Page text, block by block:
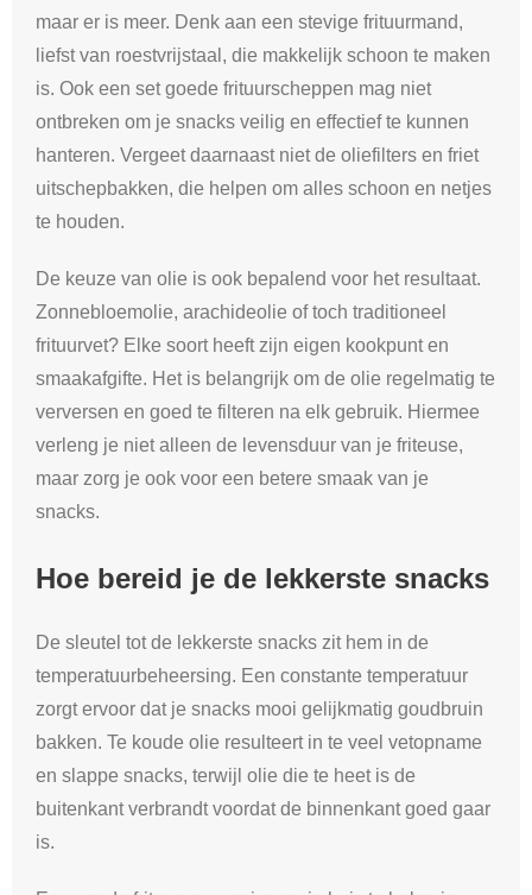
maar er is meer. Denk aan een stevige frituurmand,
liefst van roestvrijstaal, die makkelijk schoon te maken
is. Ook een set goede frituurscheppen mag niet
ontbreken om je snacks veilig en effectief te kunnen
hanteren. Vergeet daarnaast niet de oliefilters en friet
uitschepbakken, die helpen om alles schoon en netjes
te houden.
De keuze van olie is ook bepalend voor het resultaat.
Zonnebloemolie, arachideolie of toch traditioneel
frituurvet? Elke soort heeft zijn eigen kookpunt en
smaakafgifte. Het is belangrijk om de olie regelmatig te
verversen en goed te filteren na elk gebruik. Hiermee
verleng je niet alleen de levensduur van je friteuse,
maar zorg je ook voor een betere smaak van je
snacks.
Hoe bereid je de lekkerste snacks
De sleutel tot de lekkerste snacks zit hem in de
temperatuurbeheersing. Een constante temperatuur
zorgt ervoor dat je snacks mooi gelijkmatig goudbruin
bakken. Te koude olie resulteert in te veel vetopname
en slappe snacks, terwijl olie die te heet is de
buitenkant verbrandt voordat de binnenkant goed gaar
is.